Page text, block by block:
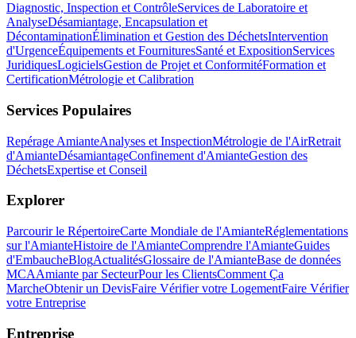
Diagnostic, Inspection et ContrôleServices de Laboratoire et
AnalyseDésamiantage, Encapsulation et
DécontaminationÉlimination et Gestion des DéchetsIntervention
d'UrgenceÉquipements et FournituresSanté et ExpositionServices
JuridiquesLogicielsGestion de Projet et ConformitéFormation et
CertificationMétrologie et Calibration
Services Populaires
Repérage AmianteAnalyses et InspectionMétrologie de l'AirRetrait
d'AmianteDésamiantageConfinement d'AmianteGestion des
DéchetsExpertise et Conseil
Explorer
Parcourir le RépertoireCarte Mondiale de l'AmianteRéglementations
sur l'AmianteHistoire de l'AmianteComprendre l'AmianteGuides
d'EmbaucheBlogActualitésGlossaire de l'AmianteBase de données
MCAAmiante par SecteurPour les ClientsComment Ça
MarcheObtenir un DevisFaire Vérifier votre LogementFaire Vérifier
votre Entreprise
Entreprise